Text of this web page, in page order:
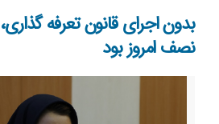
بدون اجرای قانون تعرفه گذاری،
نصف امروز بود